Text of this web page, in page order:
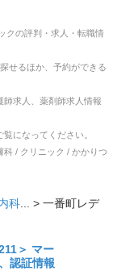
クの評判・求人・転職情
せるほか、予約ができる
求人、薬剤師求人情報
になってください。
/ クリニック / かかりつ
科... > 一番町レデ